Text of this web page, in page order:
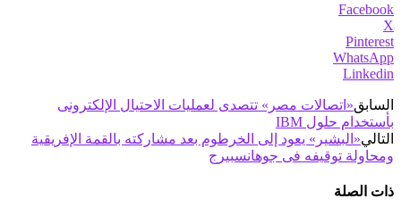
Facebook
X
Pinterest
WhatsApp
Linkedin
السابق«اتصالات مصر» تتصدى لعمليات الاحتيال الإلكترونى
بأستخدام حلول IBM
التالي«البشير» يعود إلى الخرطوم بعد مشاركته بالقمة الإفريقية
ومحاولة توقيفه فى جوهانسبيرج
ذات الصلة